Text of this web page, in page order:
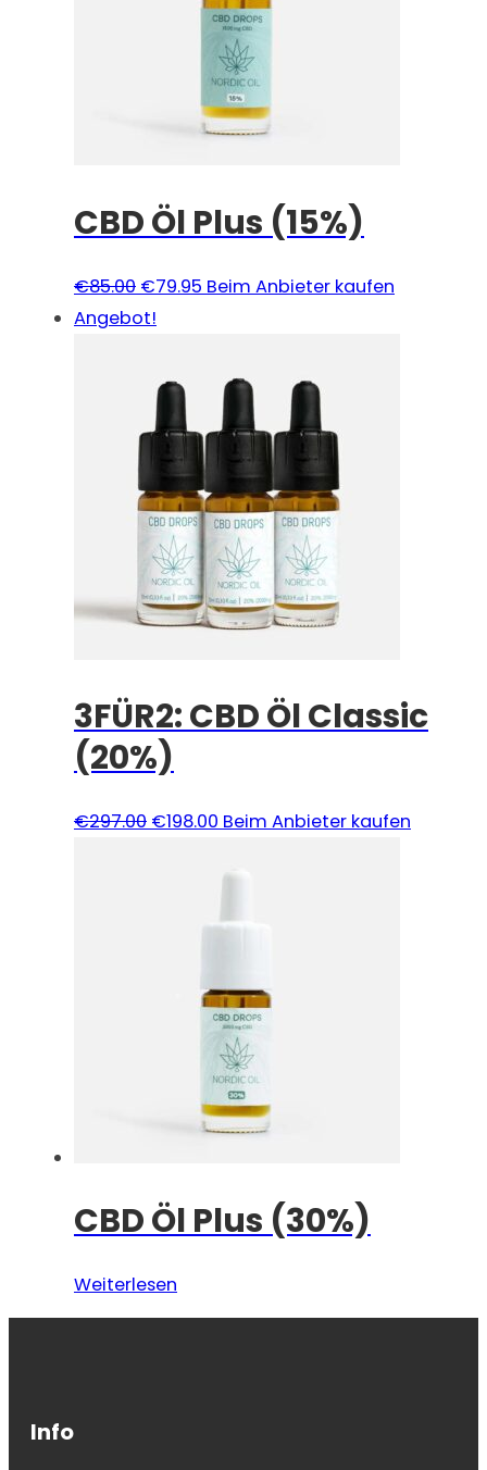
CBD Öl Plus (15%)
€85.00 Ursprünglicher
Preis
€85.00
€79.95 Aktueller
€79.95.
Beim Anbieter kaufen
Angebot!
3FÜR2: CBD Öl Classic
(20%)
€297.00 Ursprünglicher
€198.00 Aktueller
ist:
€198.00.
Beim Anbieter kaufen
CBD Öl Plus (30%)
Weiterlesen
Info